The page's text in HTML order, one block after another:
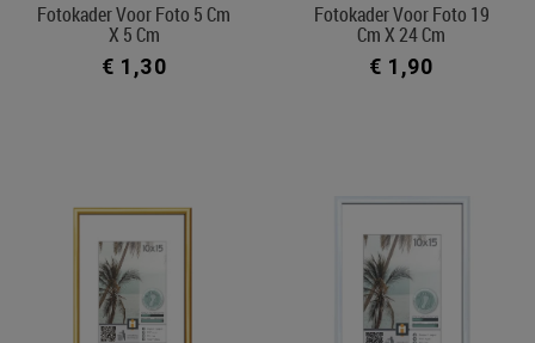
Kleur
Fotokader Voor Foto 5 Cm
X 5 Cm
€ 1,30
Fotokader Voor Foto 19
Cm X 24 Cm
€ 1,90